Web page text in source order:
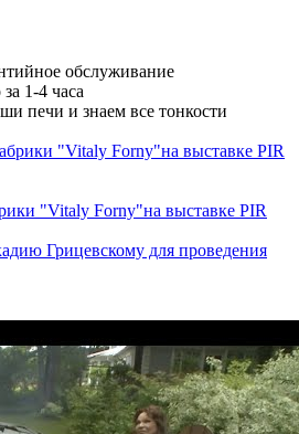
обслуживание
1-4 часа
печи и знаем все тонкости
"Vitaly Forny"на выставке PIR
Грицевскому для проведения